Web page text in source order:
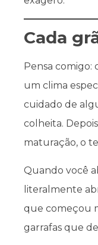
Cada
Pensa comigo:
um clima
cuidado de
colheita.
maturação, o
Quando você
literalmente
que começou
garrafas que